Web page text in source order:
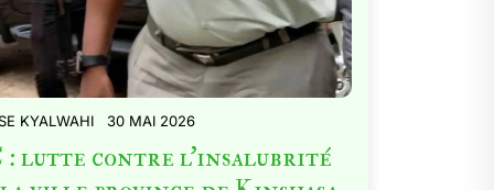
KYALWAHI 30 MAI 2026
: lutte contre l’insalubrité